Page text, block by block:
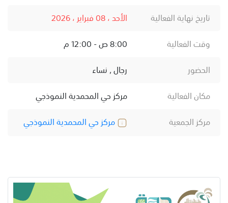
تاريخ نهاية الفعالية
الأحد ، 08 فبراير ، 2026
وقت الفعالية
8:00 ص - 12:00 م
الحضور
رجال , نساء
مكان الفعالية
مركز حي المحمدية النموذجي
مركز الجمعية
مركز حي المحمدية النموذجي